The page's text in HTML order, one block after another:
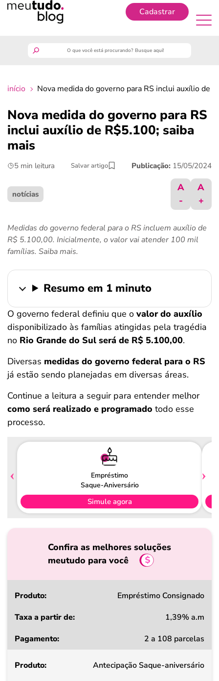
Cadastrar
finanças
benefícios
últimas notícias
ferramentas
início Nova medida do governo para RS inclui auxílio de
Nova medida do governo para RS
inclui auxílio de R$5.100; saiba
mais
5 min leitura Salvar artigo Publicação: 15/05/2024
notícias
A
-
A
+
Medidas do governo federal para o RS incluem auxílio de
R$ 5.100,00. Inicialmente, o valor vai atender 100 mil
famílias. Saiba mais.
Resumo em 1 minuto
O governo federal definiu que o valor do auxílio
disponibilizado às famílias atingidas pela tragédia
no Rio Grande do Sul será de R$ 5.100,00.
Diversas medidas do governo federal para o RS
já estão sendo planejadas em diversas áreas.
Continue a leitura a seguir para entender melhor
como será realizado e programado todo esse
processo.
Empréstimo
Saque-Aniversário
Simule agora
Confira as melhores soluções
meutudo para você
Produto
a
de
Empréstimo Consignado
1,39% a.m
2 a 108 parcelas
Antecipação Saque-aniversário